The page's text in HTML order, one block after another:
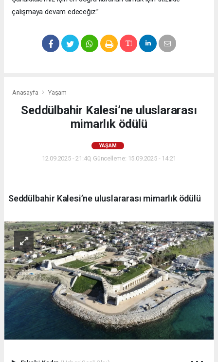
çalışmaya devam edeceğiz.”
Anasayfa Yaşam
Seddülbahir Kalesi’ne uluslararası
mimarlık ödülü
YAŞAM
12.09.2025 - 21:40, Güncelleme: 15.09.2025 - 14:21
Seddülbahir Kalesi’ne uluslararası mimarlık ödülü